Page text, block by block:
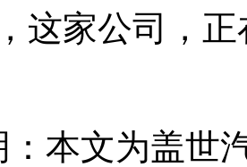
这家公司，
：本文为盖世